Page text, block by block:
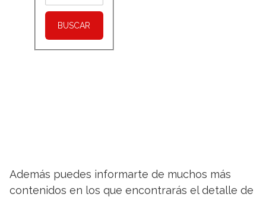
BUSCAR
Además puedes informarte de muchos más
contenidos en los que encontrarás el detalle de